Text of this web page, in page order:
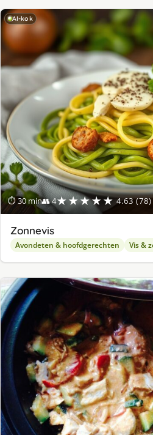
AI-kok
⏱ 30 min👥 4★★★★★ 4.63 (78)
Zonnevis
Avondeten & hoofdgerechten Vis &